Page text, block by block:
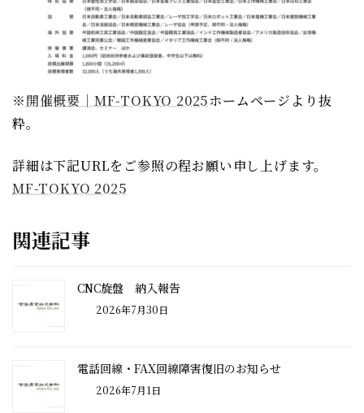
※開催概要｜MF-TOKYO 2025ホームページより抜
粋。
詳細は下記URLをご参照の程お願い申し上げます。
MF-TOKYO 2025
関連記事
CNC旋盤 納入報告
2026年7月30日
電話回線・FAX回線障害復旧のお知らせ
2026年7月1日